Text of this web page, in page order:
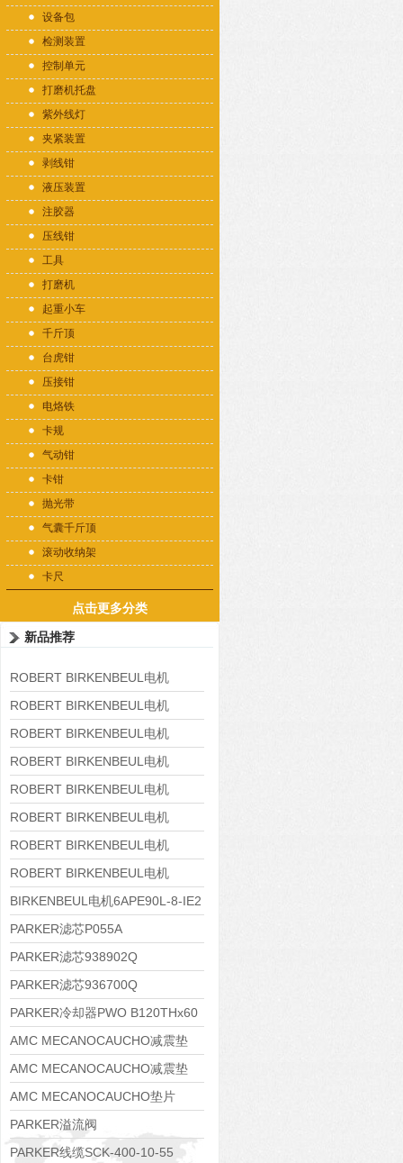
设备包
检测装置
控制单元
打磨机托盘
紫外线灯
夹紧装置
剥线钳
液压装置
注胶器
压线钳
工具
打磨机
起重小车
千斤顶
台虎钳
压接钳
电烙铁
卡规
气动钳
卡钳
抛光带
气囊千斤顶
滚动收纳架
卡尺
点击更多分类
新品推荐
ROBERT BIRKENBEUL电机
8APE225M-4-IE3
ROBERT BIRKENBEUL电机
8APE180L-4 IE3
ROBERT BIRKENBEUL电机
8APE160M-6 IE3
ROBERT BIRKENBEUL电机
8APE160L-4-IE3
ROBERT BIRKENBEUL电机
8APE112M-6K-IE3
ROBERT BIRKENBEUL电机
8APE100L-2 IE3
ROBERT BIRKENBEUL电机
8APE90S-4 IE3
ROBERT BIRKENBEUL电机
8APE80M-2K-IE3
BIRKENBEUL电机6APE90L-8-IE2
PARKER滤芯P055A
PARKER滤芯938902Q
PARKER滤芯936700Q
PARKER冷却器PWO B120THx60
AMC MECANOCAUCHO减震垫
138552
AMC MECANOCAUCHO减震垫
138551
AMC MECANOCAUCHO垫片
608074
PARKER溢流阀
RE06M35W2N1KWXG087
PARKER线缆SCK-400-10-55